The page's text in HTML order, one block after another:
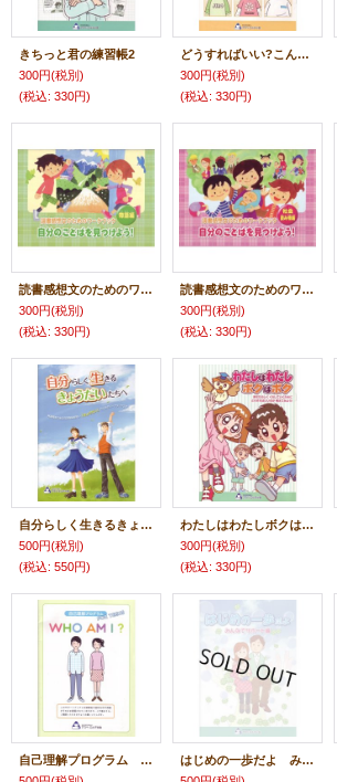
きちっと君の練習帳2
300円(税別)
(税込: 330円)
どうすればいい?こんなときあんなとき
300円(税別)
(税込: 330円)
読書感想文のためのワークブック 自分のことばを見つけよう!「物語編」
300円(税別)
(税込: 330円)
読書感想文のためのワークブック 自分のことばを見つけよう!「社会読み物編」
300円(税別)
(税込: 330円)
自分らしく生きるきょうだいたちへ
500円(税別)
(税込: 550円)
わたしはわたしボクはボク
300円(税別)
(税込: 330円)
自己理解プログラム FOR TEENS WHO AM I ?
はじめの一歩だよ みんなでサポート編